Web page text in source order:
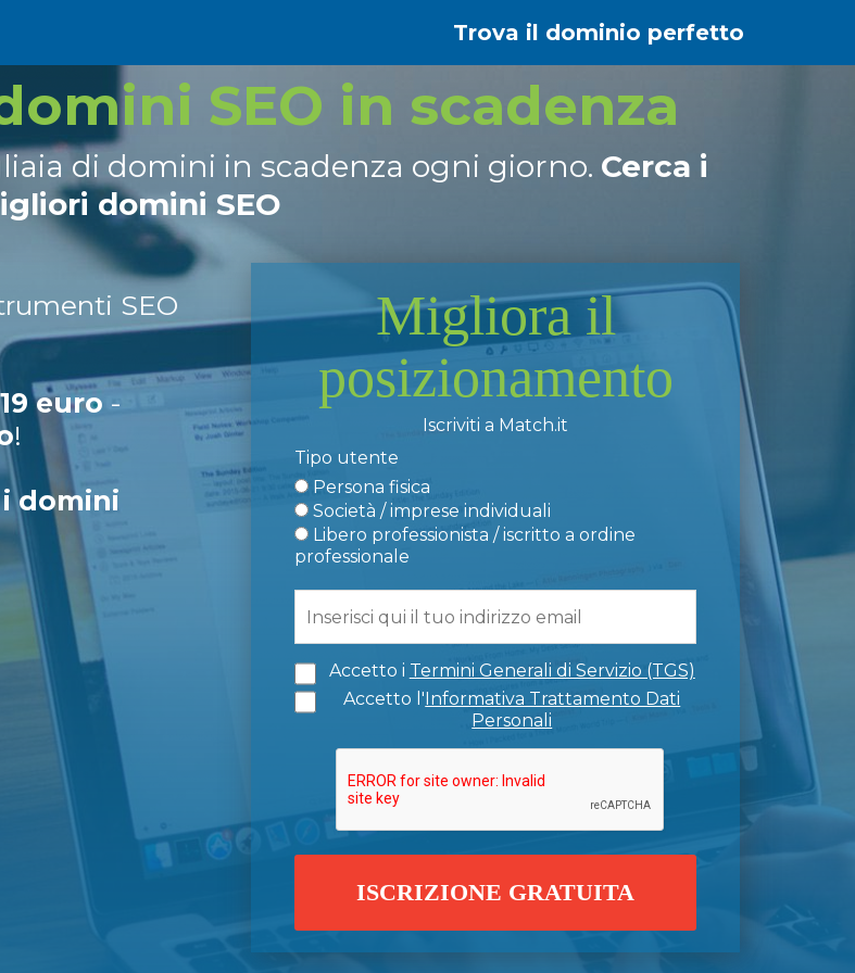
Trova il dominio perfetto
SEO in scadenza
di domini in scadenza ogni giorno. Cerca i
domini SEO
SEO
euro -
!
domini
Migliora il
posizionamento
Iscriviti a Match.it
Tipo utente
Persona fisica
Società / imprese individuali
Libero professionista / iscritto a ordine
professionale
Accetto i Termini Generali di Servizio (TGS)
Accetto l'Informativa Trattamento Dati
Personali